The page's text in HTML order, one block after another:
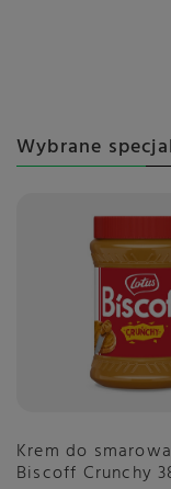
Wybrane
Krem do
Biscoff Crunchy